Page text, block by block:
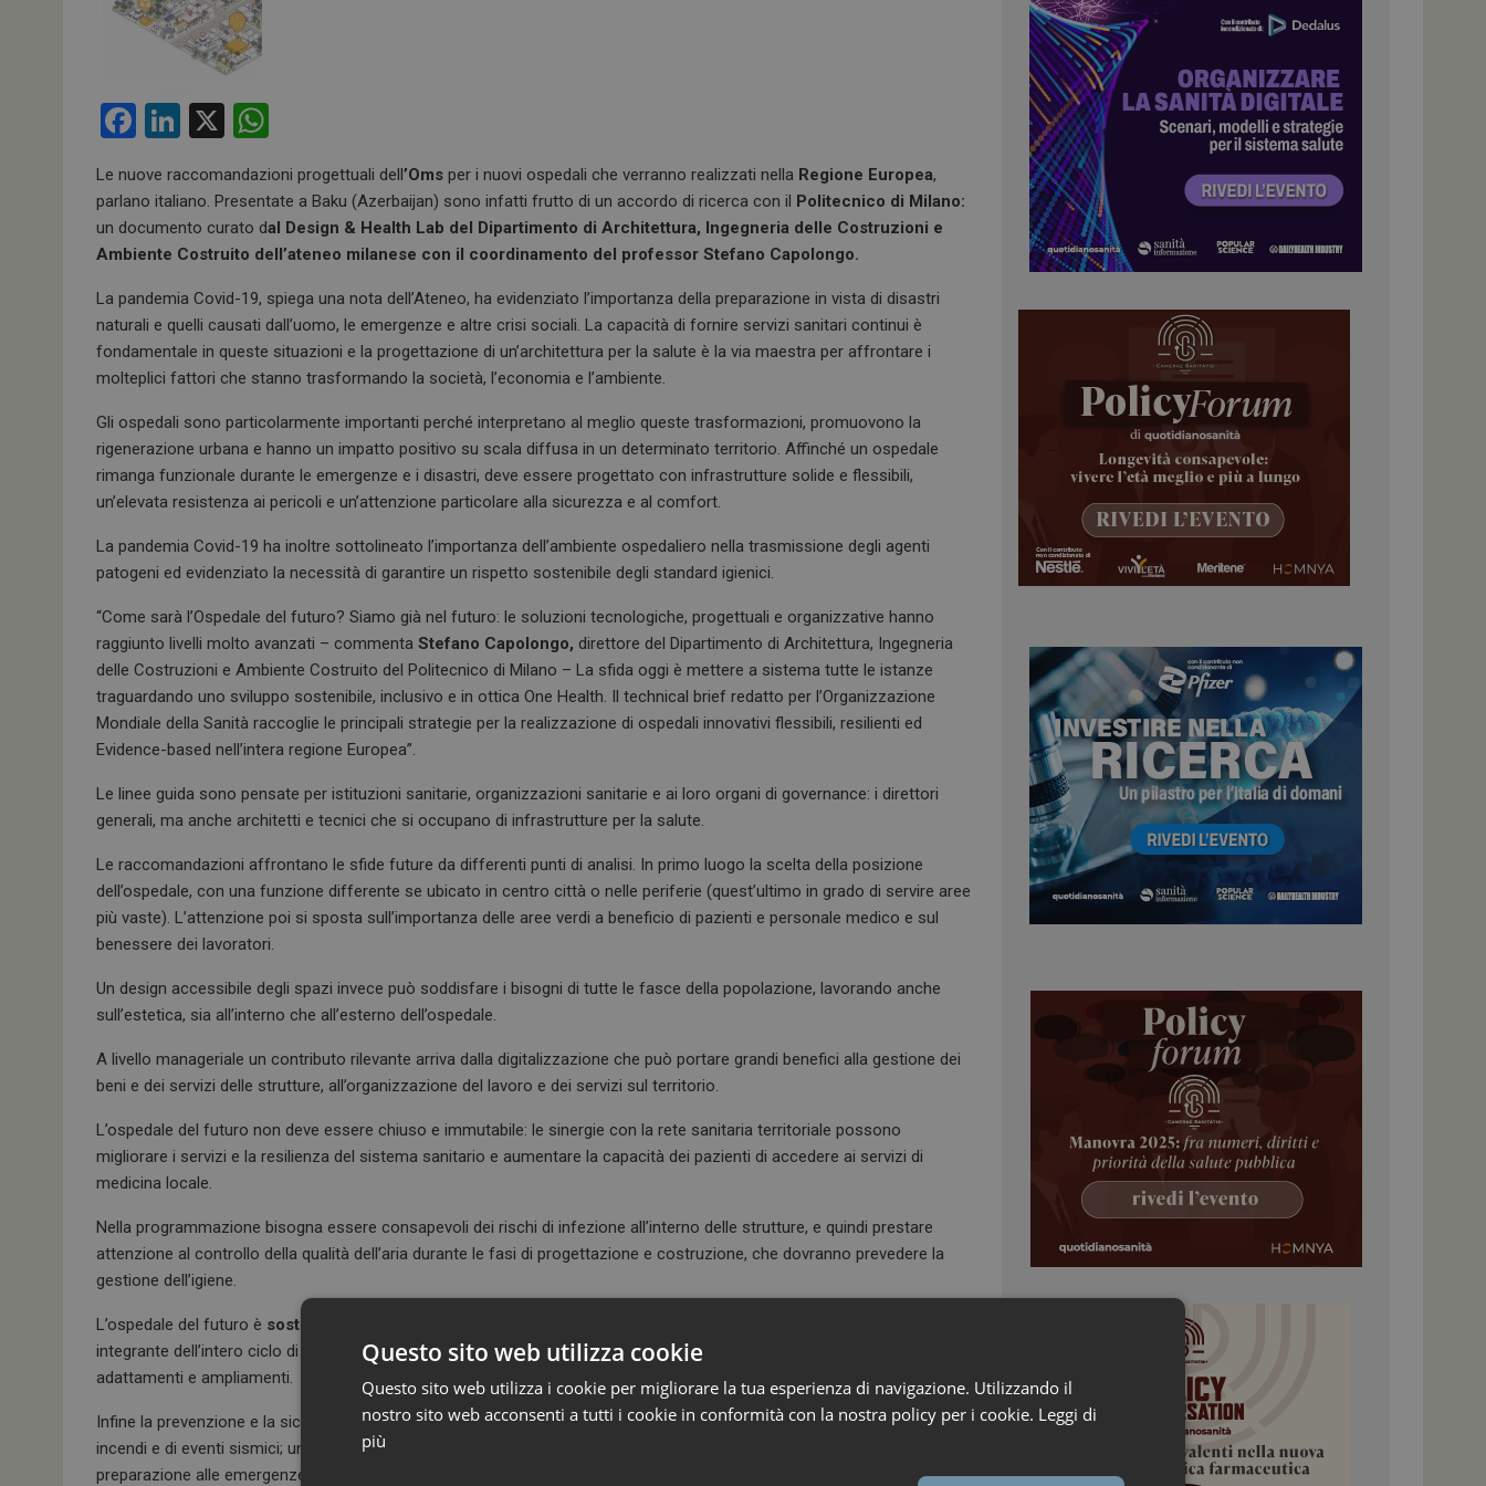
F
ce
b
o
o
k
Li
ke
dI
n
X
at
s
A
p
p
Le nuove raccomandazioni progettuali dell’Oms per i nuovi ospedali che verranno realizzati nella Regione Europea,
parlano italiano. Presentate a Baku (Azerbaijan) sono infatti frutto di un accordo di ricerca con il Politecnico di Milano:
un documento curato dal Design & Health Lab del Dipartimento di Architettura, Ingegneria delle Costruzioni e
Ambiente Costruito dell’ateneo milanese con il coordinamento del professor Stefano Capolongo.
La pandemia Covid-19, spiega una nota dell’Ateneo, ha evidenziato l’importanza della preparazione in vista di disastri
naturali e quelli causati dall’uomo, le emergenze e altre crisi sociali. La capacità di fornire servizi sanitari continui è
fondamentale in queste situazioni e la progettazione di un’architettura per la salute è la via maestra per affrontare i
molteplici fattori che stanno trasformando la società, l’economia e l’ambiente.
Gli ospedali sono particolarmente importanti perché interpretano al meglio queste trasformazioni, promuovono la
rigenerazione urbana e hanno un impatto positivo su scala diffusa in un determinato territorio. Affinché un ospedale
rimanga funzionale durante le emergenze e i disastri, deve essere progettato con infrastrutture solide e flessibili,
un’elevata resistenza ai pericoli e un’attenzione particolare alla sicurezza e al comfort.
La pandemia Covid-19 ha inoltre sottolineato l’importanza dell’ambiente ospedaliero nella trasmissione degli agenti
patogeni ed evidenziato la necessità di garantire un rispetto sostenibile degli standard igienici.
“Come sarà l’Ospedale del futuro? Siamo già nel futuro: le soluzioni tecnologiche, progettuali e organizzative hanno
raggiunto livelli molto avanzati – commenta Stefano Capolongo, direttore del Dipartimento di Architettura, Ingegneria
delle Costruzioni e Ambiente Costruito del Politecnico di Milano – La sfida oggi è mettere a sistema tutte le istanze
traguardando uno sviluppo sostenibile, inclusivo e in ottica One Health. Il technical brief redatto per l’Organizzazione
Mondiale della Sanità raccoglie le principali strategie per la realizzazione di ospedali innovativi flessibili, resilienti ed
Evidence-based nell’intera regione Europea”.
Le linee guida sono pensate per istituzioni sanitarie, organizzazioni sanitarie e ai loro organi di governance: i direttori
generali, ma anche architetti e tecnici che si occupano di infrastrutture per la salute.
Le raccomandazioni affrontano le sfide future da differenti punti di analisi. In primo luogo la scelta della posizione
dell’ospedale, con una funzione differente se ubicato in centro città o nelle periferie (quest’ultimo in grado di servire aree
più vaste). L’attenzione poi si sposta sull’importanza delle aree verdi a beneficio di pazienti e personale medico e sul
benessere dei lavoratori.
Un design accessibile degli spazi invece può soddisfare i bisogni di tutte le fasce della popolazione, lavorando anche
sull’estetica, sia all’interno che all’esterno dell’ospedale.
A livello manageriale un contributo rilevante arriva dalla digitalizzazione che può portare grandi benefici alla gestione dei
beni e dei servizi delle strutture, all’organizzazione del lavoro e dei servizi sul territorio.
L’ospedale del futuro non deve essere chiuso e immutabile: le sinergie con la rete sanitaria territoriale possono
migliorare i servizi e la resilienza del sistema sanitario e aumentare la capacità dei pazienti di accedere ai servizi di
medicina locale.
Nella programmazione bisogna essere consapevoli dei rischi di infezione all’interno delle strutture, e quindi prestare
attenzione al controllo della qualità dell’aria durante le fasi di progettazione e costruzione, che dovranno prevedere la
gestione dell’igiene.
L’ospedale del futuro è sostenibile a livello sociale, economico ed ecologico,
integrante dell’intero ciclo di vita della struttura, compresa la gestione dell’energia e delle risorse, e i suoi possibili
adattamenti e ampliamenti.
Infine la prevenzione e la sicurezza: sono essenziali, sia dal punto di vista della sicurezza generale che del rischio di
incendi e di eventi sismici; un tema che va affrontato a 360°: progettazione e costruzione, manutenzione, formazione e
preparazione alle emergenze.
Questo sito web utilizza cookie
Questo sito web utilizza i cookie per migliorare la tua esperienza di navigazione. Utilizzando il
nostro sito web acconsenti a tutti i cookie in conformità con la nostra policy per i cookie. Leggi di
più